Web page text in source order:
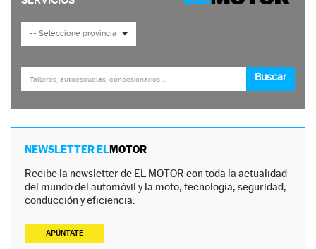
NEWSLETTER ELMOTOR
Recibe la newsletter de EL MOTOR con toda la actualidad
del mundo del automóvil y la moto, tecnología, seguridad,
conducción y eficiencia.
APÚNTATE